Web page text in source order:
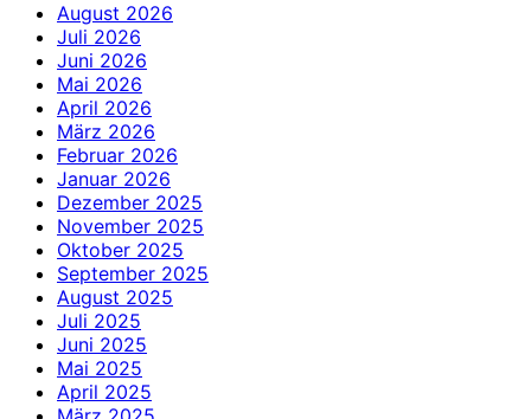
August 2026
Juli 2026
Juni 2026
Mai 2026
April 2026
März 2026
Februar 2026
Januar 2026
Dezember 2025
November 2025
Oktober 2025
September 2025
August 2025
Juli 2025
Juni 2025
Mai 2025
April 2025